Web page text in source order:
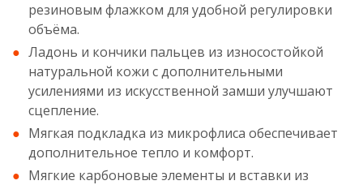
резиновым флажком для удобной регулировки
объёма.
Ладонь и кончики пальцев из износостойкой
натуральной кожи с дополнительными
усилениями из искусственной замши улучшают
сцепление.
Мягкая подкладка из микрофлиса обеспечивает
дополнительное тепло и комфорт.
Мягкие карбоновые элементы и вставки из